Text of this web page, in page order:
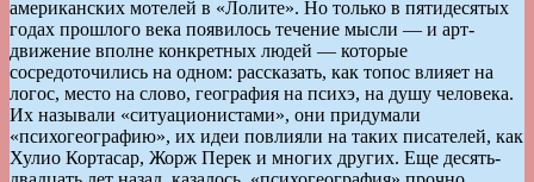
американских мотелей в «Лолите». Но только в пятидесятых
годах прошлого века появилось течение мысли — и арт-
движение вполне конкретных людей — которые
сосредоточились на одном: рассказать, как топос влияет на
логос, место на слово, география на психэ, на душу человека.
Их называли «ситуационистами», они придумали
«психогеографию», их идеи повлияли на таких писателей, как
Хулио Кортасар, Жорж Перек и многих других. Еще десять-